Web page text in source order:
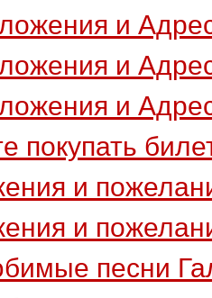
и
и
и
покупать
и
и
песни